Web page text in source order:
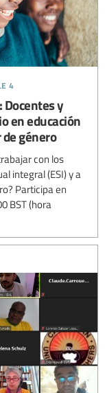
4
Docentes y
en educación
género
con los
integral (ESI) y a
Participa en
BST (hora